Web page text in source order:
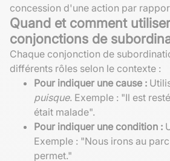
concession d'une action par
Quand et comment
conjonctions de
Chaque conjonction de
différents rôles selon le contexte :
Pour indiquer une cause :
puisque. Exemple : "Il est
était malade".
Pour indiquer une condition :
Exemple : "Nous irons au
permet."